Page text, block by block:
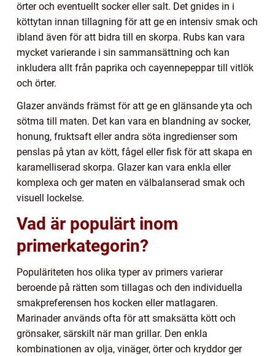
örter och eventuellt socker eller salt. Det gnides in i
köttytan innan tillagning för att ge en intensiv smak och
ibland även för att bidra till en skorpa. Rubs kan vara
mycket varierande i sin sammansättning och kan
inkludera allt från paprika och cayennepeppar till vitlök
och örter.
Glazer används främst för att ge en glänsande yta och
sötma till maten. Det kan vara en blandning av socker,
honung, fruktsaft eller andra söta ingredienser som
penslas på ytan av kött, fågel eller fisk för att skapa en
karamelliserad skorpa. Glazer kan vara enkla eller
komplexa och ger maten en välbalanserad smak och
visuell lockelse.
Vad är populärt inom
primerkategorin?
Populäriteten hos olika typer av primers varierar
beroende på rätten som tillagas och den individuella
smakpreferensen hos kocken eller matlagaren.
Marinader används ofta för att smaksätta kött och
grönsaker, särskilt när man grillar. Den enkla
kombinationen av olja, vinäger, örter och kryddor ger